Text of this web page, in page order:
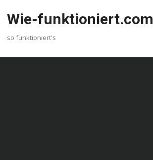
Wie-funktioniert.com
so funktioniert's